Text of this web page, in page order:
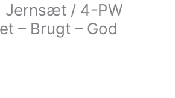
Jernsæt / 4-PW
– Brugt – God